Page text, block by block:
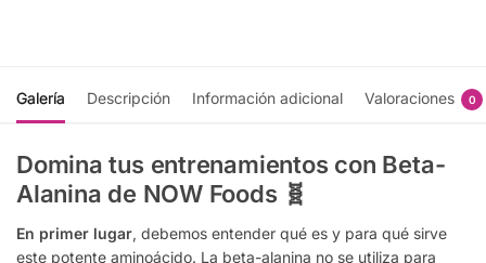
Galería Descripción Información adicional Valoraciones 0
Domina tus entrenamientos con Beta-
Alanina de NOW Foods 🧬
En primer lugar, debemos entender qué es y para qué sirve
este potente aminoácido. La beta-alanina no se utiliza para